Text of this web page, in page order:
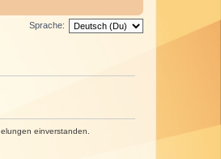
Sprache:
einverstanden.